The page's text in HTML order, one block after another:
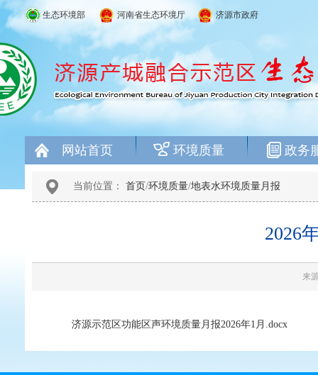
生态环境部 河南省生态环境厅 济源市政府
网站首页 环境质量 政务
当前位置： 首页/环境质量/地表水环境质量月报
2026
来
济源示范区功能区声环境质量月报2026年1月.docx